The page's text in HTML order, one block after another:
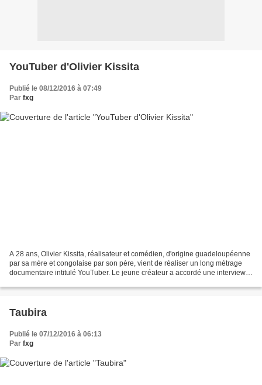
YouTuber d'Olivier Kissita
Publié le 08/12/2016 à 07:49
Par fxg
A 28 ans, Olivier Kissita, réalisateur et comédien, d'origine guadeloupéenne
par sa mère et congolaise par son père, vient de réaliser un long métrage
documentaire intitulé YouTuber. Le jeune créateur a accordé une interview à
Taubira
Publié le 07/12/2016 à 06:13
Par fxg